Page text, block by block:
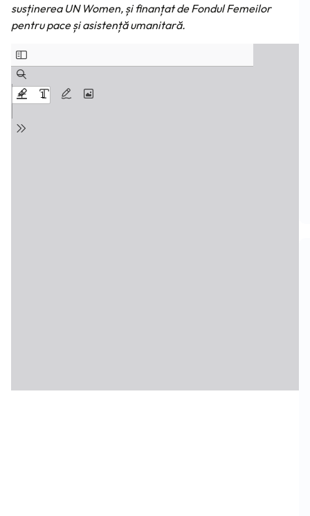
susținerea UN Women, și finanțat de Fondul Femeilor
pentru pace și asistență umanitară.